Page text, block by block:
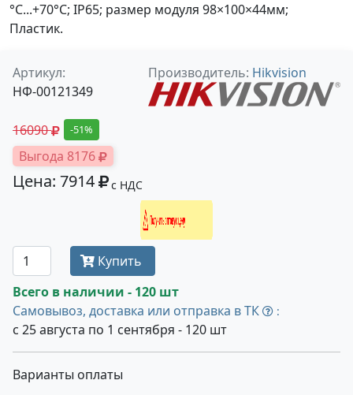
°C...+70°C; IP65; размер модуля 98×100×44мм;
Пластик.
Артикул:
НФ-00121349
Производитель: Hikvision
16090 -51%
Выгода 8176
Цена: 7914 с НДС
Получить оптовую цену
Купить
Всего в наличии - 120 шт
Самовывоз, доставка или отправка в ТК
:
с 25 августа по 1 сентября - 120 шт
Варианты оплаты